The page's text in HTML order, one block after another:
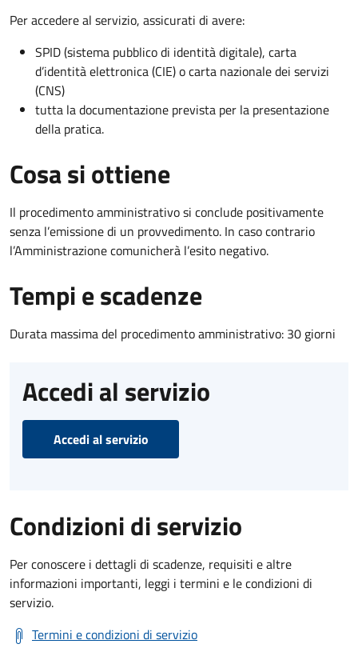
Per accedere al servizio, assicurati di avere:
SPID (sistema pubblico di identità digitale), carta
d’identità elettronica (CIE) o carta nazionale dei servizi
(CNS)
tutta la documentazione prevista per la presentazione
della pratica.
Cosa si ottiene
Il procedimento amministrativo si conclude positivamente
senza l’emissione di un provvedimento. In caso contrario
l’Amministrazione comunicherà l’esito negativo.
Tempi e scadenze
Durata massima del procedimento amministrativo: 30 giorni
Accedi al servizio
Accedi al servizio
Condizioni di servizio
Per conoscere i dettagli di scadenze, requisiti e altre
informazioni importanti, leggi i termini e le condizioni di
servizio.
Termini e condizioni di servizio